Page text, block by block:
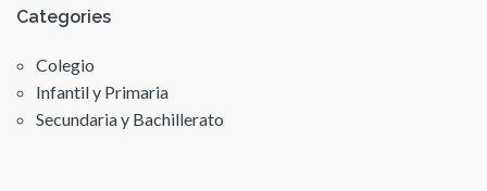
Categories
Colegio
Infantil y Primaria
Secundaria y Bachillerato